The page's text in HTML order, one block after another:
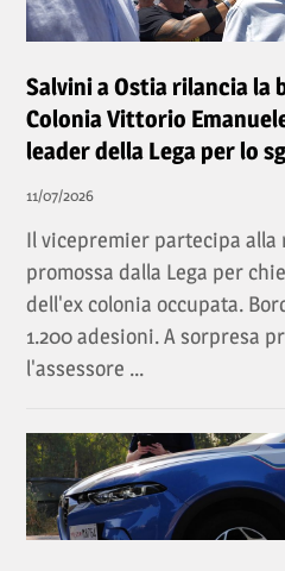
Salvini a Ostia rilancia la
Colonia Vittorio
leader della Lega per lo
11/07/2026
Il vicepremier partecipa alla
promossa dalla Lega per
dell'ex colonia occupata.
1.200 adesioni. A sorpresa
l'assessore ...